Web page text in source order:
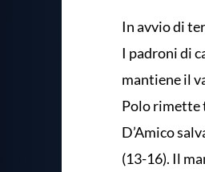
In avvio di
I padroni di
mantiene il
Polo rimette
D’Amico
(13-16). Il